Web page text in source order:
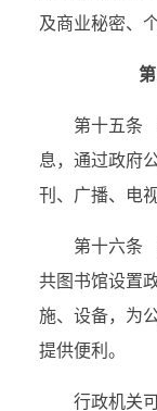
及商业秘密、
第十五条 行
息，通过政府
刊、广播、电
第十六条 各
共图书馆设置
施、设备，为
提供便利。
行政机关可